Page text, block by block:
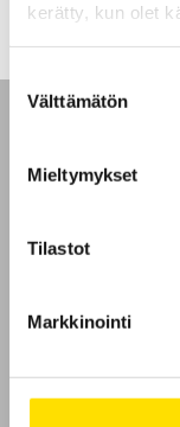
kerätty, kun olet
Suostumuksen
valinta
Välttämätön
Mieltymykset
Tilastot
Markkinointi